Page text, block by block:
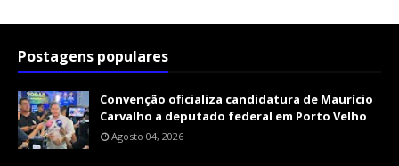
Postagens populares
Convenção oficializa candidatura de Maurício
Carvalho a deputado federal em Porto Velho
Agosto 04, 2026